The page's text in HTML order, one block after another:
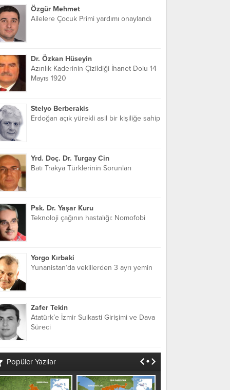
Özgür Mehmet
Ailelere Çocuk Primi yardımı onaylandı
Dr. Özkan Hüseyin
Azınlık Kaderinin Çizildiği İhanet Dolu 14
Mayıs 1920
Stelyo Berberakis
Erdoğan açık yürekli asil bir kişiliğe sahip
Yrd. Doç. Dr. Turgay Cin
Batı Trakya Türklerinin Sorunları
Psk. Dr. Yaşar Kuru
Teknoloji çağının hastalığı: Nomofobi
Yorgo Kırbaki
Yunanistan’da vekillerden 3 ayrı yemin
Zafer Tekin
Atatürk’e İzmir Suikasti Girişimi ve Dava
Süreci
Popüler Yazılar